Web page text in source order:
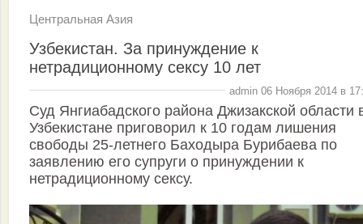
Центральная Азия
Узбекистан. За принуждение к
нетрадиционному сексу 10 лет
admin 06 Ноября 2014 в
Суд Янгиабадского района Джизакской области
Узбекистане приговорил к 10 годам лишения
свободы 25-летнего Баходыра Бурибаева по
заявлению его супруги о принуждении к
нетрадиционному сексу.